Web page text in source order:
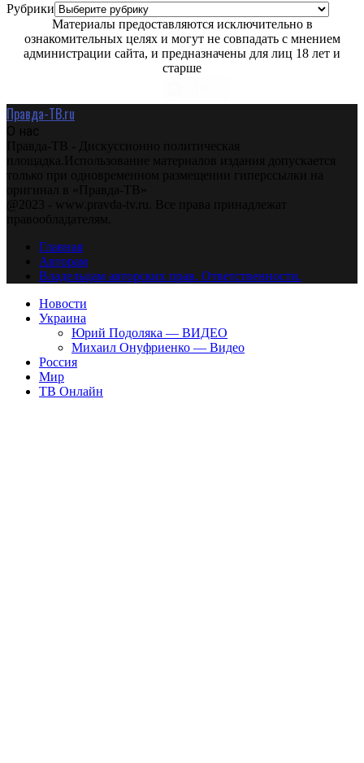
Рубрики
Материалы предоставляются исключительно в
ознакомительных целях и могут не совпадать с мнением
администрации сайта, и предназначены для лиц 18 лет и
старше
Правда-ТВ.ru
О нас
Правда-ТВ - Дискуссионно политическая
площадка.Использование материалов издания допускается
только при одновременном размещении гиперссылки на
оригинал в «Правда-ТВ»
@2023 - www.pravda-tv.ru. Все права принадлежат
правообладателям.
Главная
Авторам
Владельцам авторских прав. Ответственности.
Новости
Украина
Юрий Подоляка — ВИДЕО
Михаил Онуфриенко — Видео
Россия
Мир
ТВ Онлайн